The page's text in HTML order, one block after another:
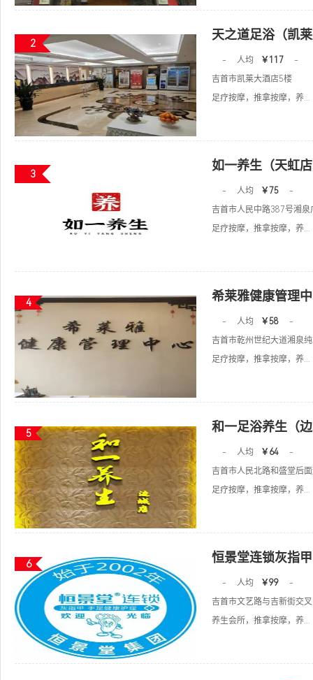
2
天之道足浴（凯
- 人均 ￥117
-
吉首市凯莱大酒店5楼
足疗按摩，推拿按摩，养...
3
如一养生（天虹
- 人均 ￥75
-
吉首市人民中路387号湘泉
足疗按摩，推拿按摩，养...
4 希莱雅健康管理
- 人均 ￥58
-
吉首市乾州世纪大道湘泉
足疗按摩，推拿按摩，养...
5 和一足浴养生（
- 人均 ￥64
-
吉首市人民北路和盛堂后
足疗按摩，推拿按摩，养...
6 恒景堂连锁灰指
- 人均 ￥99
-
吉首市文艺路与吉新街交
养生会所，推拿按摩，养...